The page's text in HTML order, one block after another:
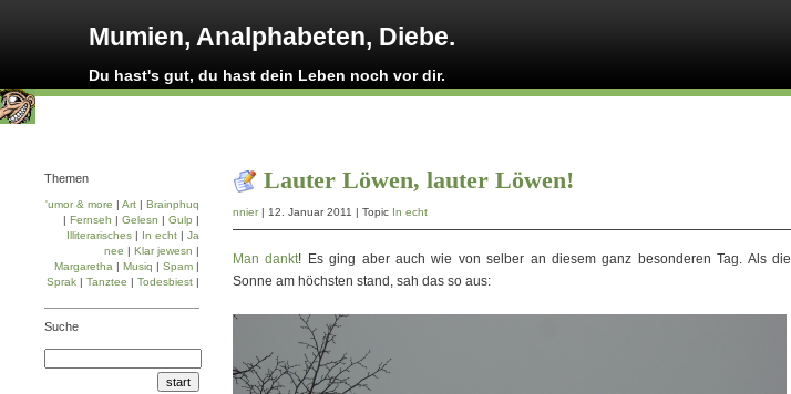
Mumien, Analphabeten, Diebe.
Du hast's gut, du hast dein Leben noch vor dir.
Lauter Löwen, lauter Löwen!
nnier| 12. Januar 2011 | Topic In echt
Man dankt! Es ging aber auch wie von selber an diesem ganz besonderen Tag. Als die
Sonne am höchsten stand, sah das so aus:
Themen
'umor & more | Art | Brainphuq
| Fernseh | Gelesn | Gulp |
Illiterarisches | In echt | Ja
nee | Klar jewesn |
Margaretha | Musiq | Spam |
Sprak | Tanztee | Todesbiest |
Suche